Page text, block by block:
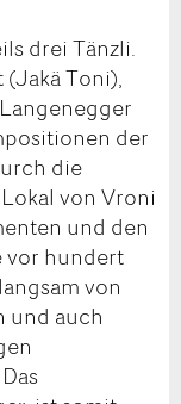
drei Tänzli.
(Jakä Toni),
der
die
von Vroni
und den
vor hundert
von
und auch